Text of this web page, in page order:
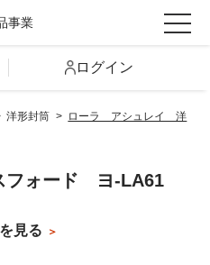
事業
ログイン
洋形封筒 > ローラ アシュレイ 洋
ォード ヨ-LA61
見る